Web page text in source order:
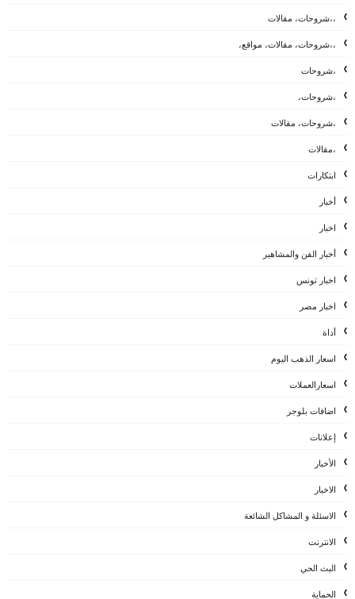
،،شروحات، مقالات
،،شروحات، مقالات، مواقع،
،شروحات
،شروحات،
،شروحات، مقالات
،مقالات
ابتكارات
أخبار
اخبار
أخبار الفن والمشاهير
اخبار تونس
اخبار مصر
أداة
اسعار الذهب اليوم
اسعارالعملات
اضافات بلوجر
إعلانات
الأخبار
الاخبار
الاسئلة و المشاكل الشائعة
الانترنت
البث الحي
الحماية